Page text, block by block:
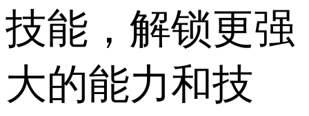
技能，解锁更强
大的能力和技